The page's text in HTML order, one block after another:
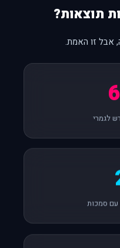
תוצאות?
אבל זו האמת.
לגמרי
עם סמכות